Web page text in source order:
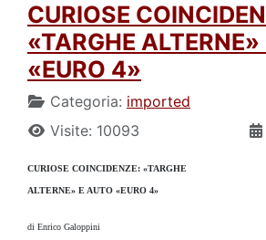
CURIOSE
«TARGHE ALTERNE»
«EURO 4»
Categoria: imported
Visite: 10093
CURIOSE COINCIDENZE: «TARGHE
ALTERNE» E AUTO «EURO 4»
di Enrico Galoppini